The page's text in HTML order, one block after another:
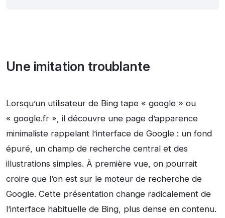
Une imitation troublante
Lorsqu’un utilisateur de Bing tape « google » ou
« google.fr », il découvre une page d’apparence
minimaliste rappelant l’interface de Google : un fond
épuré, un champ de recherche central et des
illustrations simples. À première vue, on pourrait
croire que l’on est sur le moteur de recherche de
Google. Cette présentation change radicalement de
l’interface habituelle de Bing, plus dense en contenu.